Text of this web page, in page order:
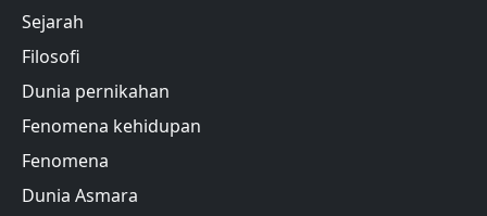
Sejarah
Filosofi
Dunia pernikahan
Fenomena kehidupan
Fenomena
Dunia Asmara